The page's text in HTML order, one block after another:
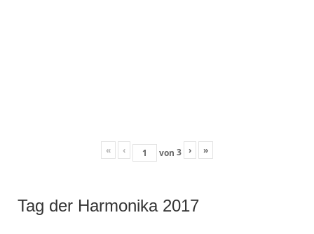
« ‹ von 3 › »
Tag der Harmonika 2017